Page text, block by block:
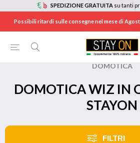
SPEDIZIONE GRATUITA su tanti
Possibili ritardi sulle consegne nel mese di
/ WIZ / RETI
DOMOTICA
DOMOTICA WIZ IN
STAYON
FILTRI